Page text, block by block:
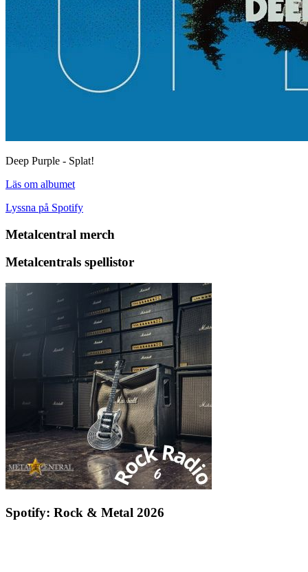
Deep Purple - Splat!
Läs om albumet
Lyssna på Spotify
Metalcentral merch
Metalcentrals spellistor
Spotify: Rock & Metal 2026